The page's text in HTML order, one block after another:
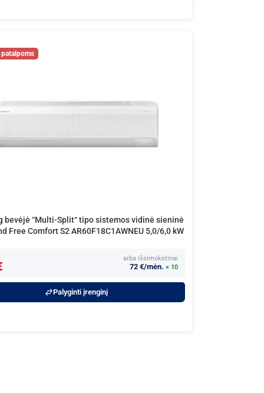
bevėjė “Multi-Split“ tipo sistemos vidinė sieninė
Free Comfort S2 AR60F18C1AWNEU 5,0/6,0 kW
arba išsimokėtinai
72 €/mėn. × 10
Palyginti įrenginį